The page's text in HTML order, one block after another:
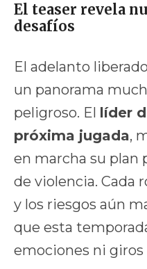
El teaser revela
desafíos
El adelanto
un panorama
peligroso. El líder
próxima jugada,
en marcha su plan
de violencia. Cada
y los riesgos aún
que esta
emociones ni giros